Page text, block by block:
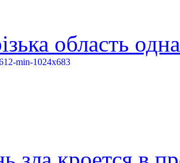
область